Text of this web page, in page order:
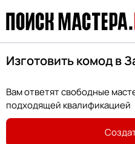
Изготовить комод в
Вам ответят свободные
подходящей квалификацией